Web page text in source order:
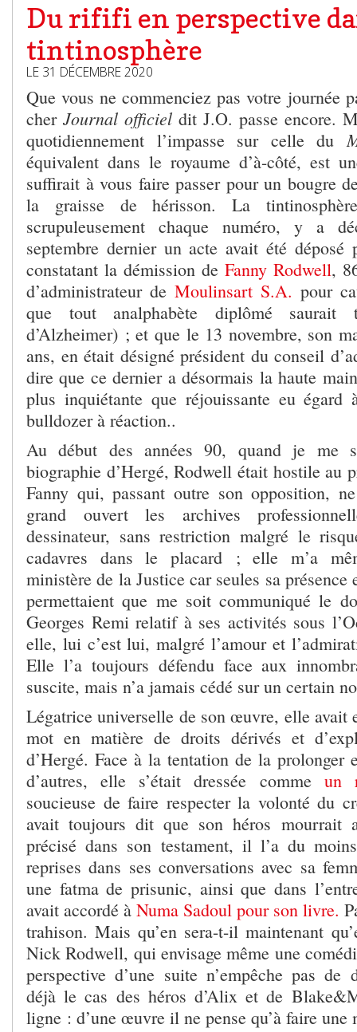
Du rififi en perspective
tintinosphère
LE 31 DÉCEMBRE 2020
Que vous ne commenciez pas votre journée
cher Journal officiel dit J.O. passe encore.
quotidiennement l’impasse sur celle du
équivalent dans le royaume d’à-côté, est
suffirait à vous faire passer pour un bougre
la graisse de hérisson. La
scrupuleusement chaque numéro, y a
septembre dernier un acte avait été déposé
constatant la démission de Fanny Rodwell,
d’administrateur de Moulinsart S.A. pour
que tout analphabète diplômé saurait
d’Alzheimer) ; et que le 13 novembre, son
ans, en était désigné président du conseil
dire que ce dernier a désormais la haute
plus inquiétante que réjouissante eu égard
bulldozer à réaction..
Au début des années 90, quand je me
biographie d’Hergé, Rodwell était hostile au
Fanny qui, passant outre son opposition,
grand ouvert les archives
dessinateur, sans restriction malgré le
cadavres dans le placard ; elle m’a
ministère de la Justice car seules sa
permettaient que me soit communiqué le
Georges Remi relatif à ses activités sous
elle, lui c’est lui, malgré l’amour et
Elle l’a toujours défendu face aux
suscite, mais n’a jamais cédé sur un certain
Légatrice universelle de son œuvre, elle avait
mot en matière de droits dérivés et
d’Hergé. Face à la tentation de la prolonger
d’autres, elle s’était dressée comme un
soucieuse de faire respecter la volonté du
avait toujours dit que son héros mourrait
précisé dans son testament, il l’a du
reprises dans ses conversations avec sa
une fatma de prisunic, ainsi que dans
avait accordé à Numa Sadoul pour son livre.
trahison. Mais qu’en sera-t-il maintenant
Nick Rodwell, qui envisage même une
perspective d’une suite n’empêche pas de
déjà le cas des héros d’Alix et de
ligne : d’une œuvre il ne pense qu’à faire une